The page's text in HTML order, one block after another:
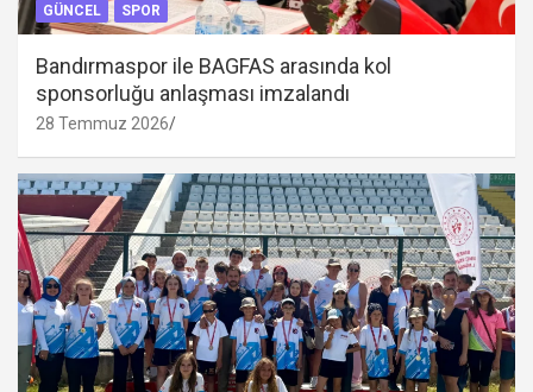
GÜNCEL SPOR
Bandırmaspor ile BAGFAS arasında kol
sponsorluğu anlaşması imzalandı
28 Temmuz 2026